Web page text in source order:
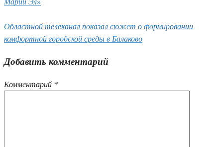
Марий Эл»
Областной телеканал показал сюжет о формировании
комфортной городской среды в Балаково
Добавить комментарий
Комментарий *